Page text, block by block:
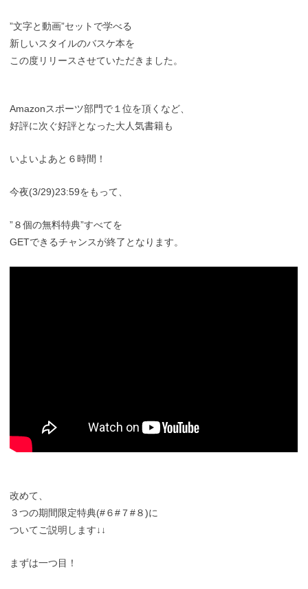
”文字と動画”セットで学べる
新しいスタイルのバスケ本を
この度リリースさせていただきました。
Amazonスポーツ部門で１位を頂くなど、
好評に次ぐ好評となった大人気書籍も
いよいよあと６時間！
今夜(3/29)23:59をもって、
”８個の無料特典”すべてを
GETできるチャンスが終了となります。
改めて、
３つの期間限定特典(#６#７#８)に
ついてご説明します↓↓
まずは一つ目！